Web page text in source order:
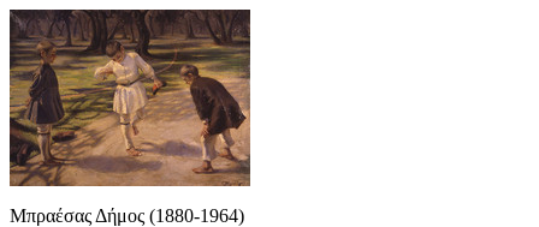
Μπραέσας Δήμος (1880-1964)